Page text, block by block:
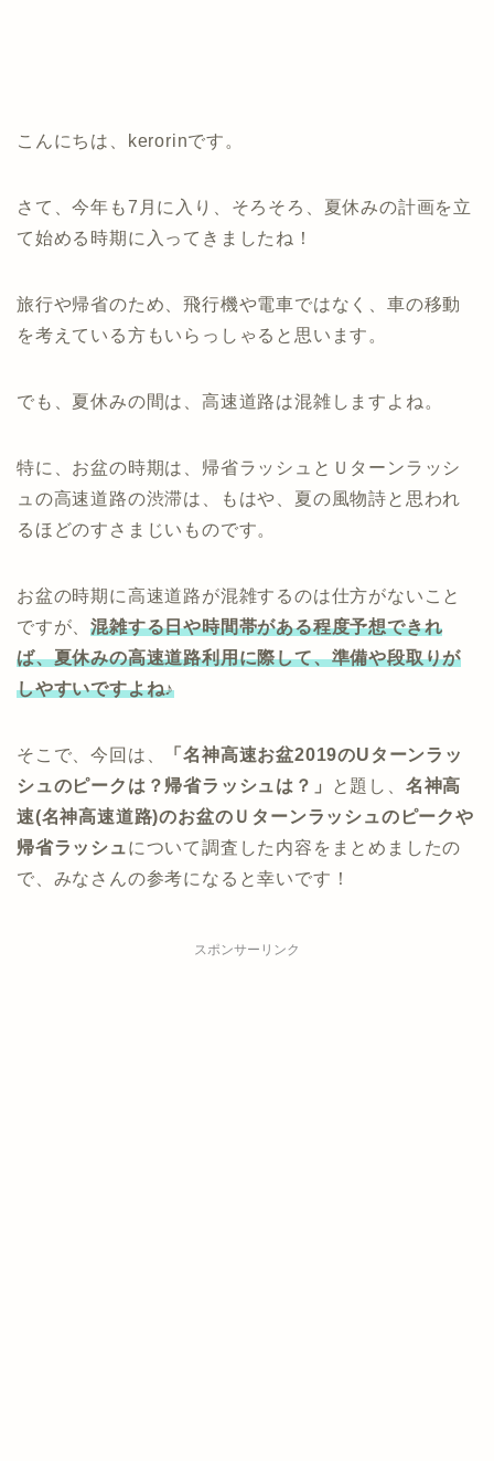
こんにちは、kerorinです。
さて、今年も7月に入り、そろそろ、夏休みの計画を立
て始める時期に入ってきましたね！
旅行や帰省のため、飛行機や電車ではなく、車の移動
を考えている方もいらっしゃると思います。
でも、夏休みの間は、高速道路は混雑しますよね。
特に、お盆の時期は、帰省ラッシュとＵターンラッシ
ュの高速道路の渋滞は、もはや、夏の風物詩と思われ
るほどのすさまじいものです。
お盆の時期に高速道路が混雑するのは仕方がないこと
ですが、混雑する日や時間帯がある程度予想できれ
ば、夏休みの高速道路利用に際して、準備や段取りが
しやすいですよね♪
そこで、今回は、
「名神高速お盆2019のUターンラッ
シュのピークは？帰省ラッシュは？」
と題し、 名神高
速(名神高速道路)のお盆のＵターンラッシュのピークや
帰省ラッシュ について調査した内容をまとめましたの
で、みなさんの参考になると幸いです！
スポンサーリンク